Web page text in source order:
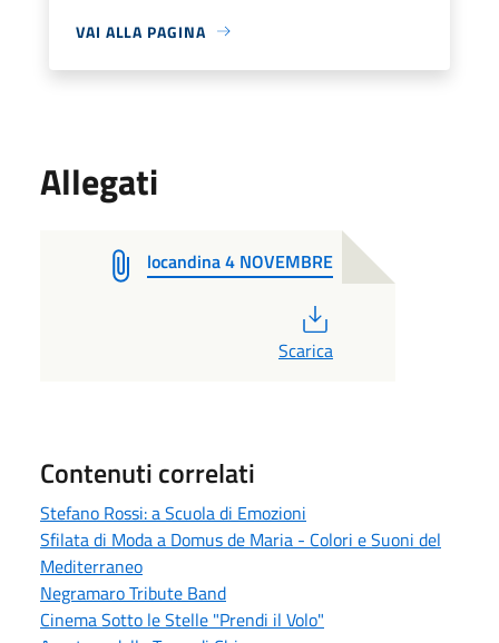
VAI ALLA PAGINA
Allegati
locandina 4 NOVEMBRE
Scarica
Contenuti correlati
Stefano Rossi: a Scuola di Emozioni
Sfilata di Moda a Domus de Maria - Colori e Suoni del
Mediterraneo
Negramaro Tribute Band
Cinema Sotto le Stelle "Prendi il Volo"